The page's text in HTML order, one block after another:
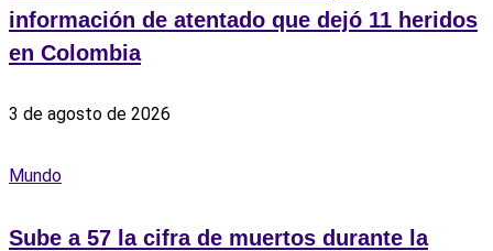
información de atentado que dejó 11 heridos
en Colombia
3 de agosto de 2026
Mundo
Sube a 57 la cifra de muertos durante la